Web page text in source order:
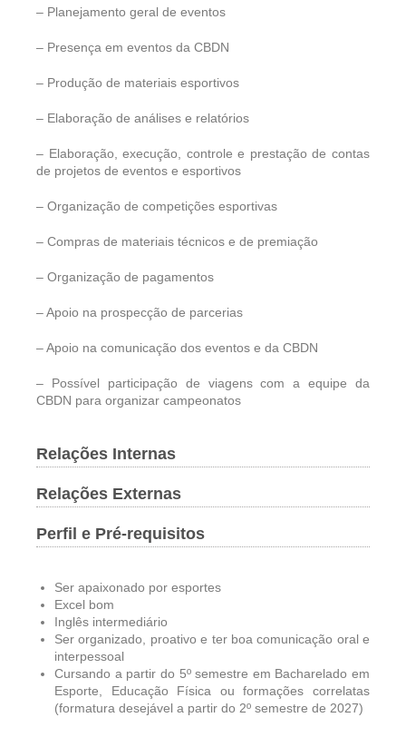
– Planejamento geral de eventos
– Presença em eventos da CBDN
– Produção de materiais esportivos
– Elaboração de análises e relatórios
– Elaboração, execução, controle e prestação de contas
de projetos de eventos e esportivos
– Organização de competições esportivas
– Compras de materiais técnicos e de premiação
– Organização de pagamentos
– Apoio na prospecção de parcerias
– Apoio na comunicação dos eventos e da CBDN
– Possível participação de viagens com a equipe da
CBDN para organizar campeonatos
Relações Internas
Relações Externas
Perfil e Pré-requisitos
Ser apaixonado por esportes
Excel bom
Inglês intermediário
Ser organizado, proativo e ter boa comunicação oral e
interpessoal
Cursando a partir do 5º semestre em Bacharelado em
Esporte, Educação Física ou formações correlatas
(formatura desejável a partir do 2º semestre de 2027)